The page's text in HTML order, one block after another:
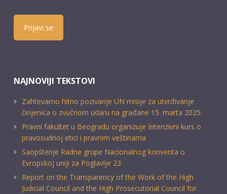
Prijavi se
NAJNOVIJI TEKSTOVI
Zahtevamo hitno pozivanje UN misije za utvrđivanje
činjenica o zvučnom udaru na građane 15. marta 2025.
Pravni fakultet u Beogradu organizuje Intenzivni kurs o
pravosudnoj etici i pravnim veštinama
Saopštenje Radne grupe Nacionalnog konventa o
Evropskoj uniji za Poglavlje 23
Report on the Transparency of the Work of the High
Judicial Council and the High Prosecutorial Council for